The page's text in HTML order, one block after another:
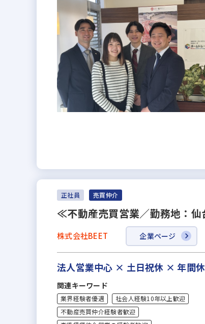
正社員 売買仲介
≪不動産売買営業／勤務地：
株式会社BEET 企業ページ
法人営業中心 × 土日祝休 × 年間
関連キーワード
業界経験者優遇
社会人経験10年以上歓迎
不動産売買仲介経験者歓迎